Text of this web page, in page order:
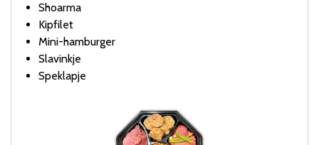
Shoarma
Kipfilet
Mini-hamburger
Slavinkje
Speklapje